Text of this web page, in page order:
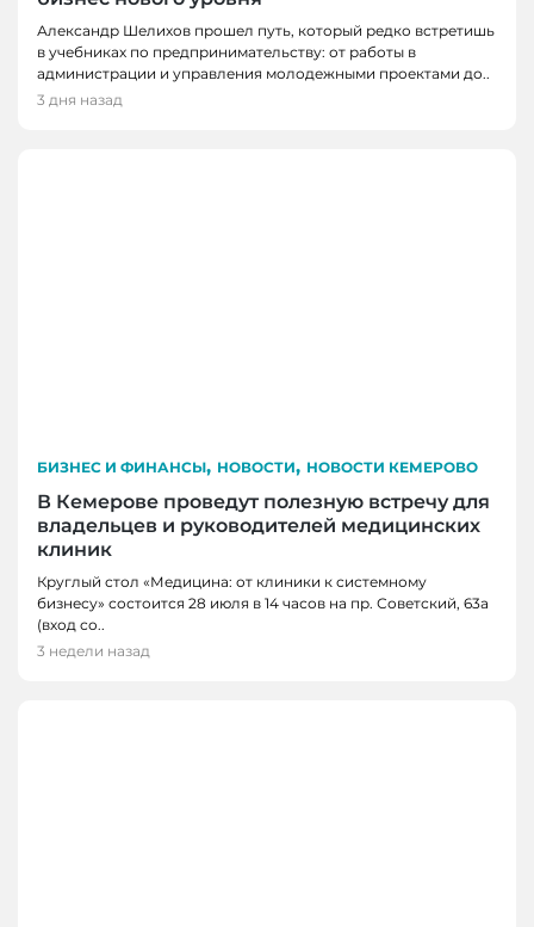
Александр Шелихов прошел путь, который редко встретишь
в учебниках по предпринимательству: от работы в
администрации и управления молодежными проектами до..
3 дня назад
БИЗНЕС И ФИНАНСЫ, НОВОСТИ, НОВОСТИ КЕМЕРОВО
В Кемерове проведут полезную встречу для
владельцев и руководителей медицинских
клиник
Круглый стол «Медицина: от клиники к системному
бизнесу» состоится 28 июля в 14 часов на пр. Советский, 63а
(вход со..
3 недели назад